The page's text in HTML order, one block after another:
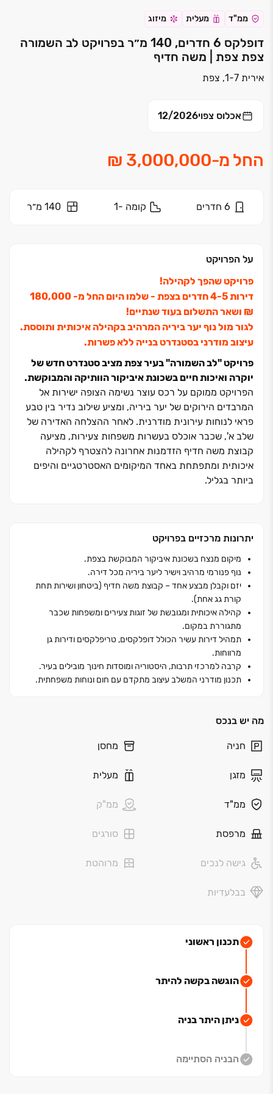
ממ"ד מעלית מיזוג
דופלקס 6 חדרים, 140 מ״ר בפרויקט לב השמורה
צפת צפת | משה חדיף
אירית 1-7, צפת
אכלוס צפוי12/2026
החל מ-
6 חדרים קומה -1 140 מ״ר
על הפרויקט
פרויקט שהפך לקהילה!
דירות ‏4-5 חדרים בצפת - שלמו היום החל מ- ‏180,000
‏₪ ושאר התשלום בעוד שנתיים!
לגור מול נוף יער ביריה המרהיב בקהילה איכותית ותוססת.
עיצוב מודרני בסטנדרט בנייה ללא פשרות.
פרויקט "לב השמורה" בעיר צפת מציב סטנדרט חדש של
יוקרה ואיכות חיים בשכונת איביקור הוותיקה והמבוקשת.
הפרויקט ממוקם על רכס עוצר נשימה הצופה ישירות אל
המרבדים הירוקים של יער ביריה, ומציע שילוב נדיר בין טבע
פראי לנוחות עירונית מודרנית. לאחר ההצלחה האדירה של
שלב א', שכבר אוכלס בעשרות משפחות צעירות, מציעה
קבוצת משה חדיף הזדמנות אחרונה להצטרף לקהילה
איכותית ומתפתחת באחד המיקומים האסטרטגיים והיפים
ביותר בגליל.
דופלקסים וטריפלקסים ייחודיים ופנטהואוזים יוקרתיים. כל
הפרטים הקטנים ביותר, כדי להבטיח לדיירים חוויית מגורים
שהיא יצירת אמנות של איכות חיים מול נופי הגליל הקסומים.
יתרונות מרכזיים בפרויקט
מיקום מנצח בשכונת איביקור המבוקשת בצפת.
נוף פנורמי מרהיב וישיר ליער ביריה מכל דירה.
יזם וקבלן מבצע אחד – קבוצת משה חדיף (ביטחון ושירות תחת
קורת גג אחת).
קהילה איכותית ומגובשת של זוגות צעירים ומשפחות שכבר
מתגוררת במקום.
תמהיל דירות עשיר הכולל דופלקסים, טריפלקסים ודירות גן
מרווחות.
קרבה למרכזי תרבות, היסטוריה ומוסדות חינוך מובילים בעיר.
תכנון מודרני המשלב עיצוב מתקדם עם חום ונוחות משפחתית.
מה יש בנכס
חניה מחסן
מזגן מעלית
ממ"ד ממ"ק
מרפסת סורגים
גישה לנכים מרוהטת
בבלעדיות
תכנון ראשוני
הוגשה בקשה להיתר
ניתן היתר בניה
הבניה הסתיימה